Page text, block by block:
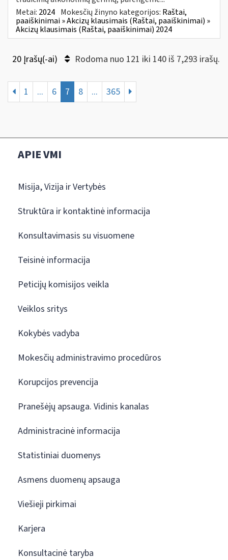
Metai: 2024 Mokesčių žinyno kategorijos: Raštai,
paaiškinimai » Akcizų klausimais (Raštai, paaiškinimai) »
Akcizų klausimais (Raštai, paaiškinimai) 2024
20 Įrašų(-ai) Rodoma nuo 121 iki 140 iš 7,293 irašų.
1 ... 6 7 8 ... 365
APIE VMI
Misija, Vizija ir Vertybės
Struktūra ir kontaktinė informacija
Konsultavimasis su visuomene
Teisinė informacija
Peticijų komisijos veikla
Veiklos sritys
Kokybės vadyba
Mokesčių administravimo procedūros
Korupcijos prevencija
Pranešėjų apsauga. Vidinis kanalas
Administracinė informacija
Statistiniai duomenys
Asmens duomenų apsauga
Viešieji pirkimai
Karjera
Konsultacinė taryba